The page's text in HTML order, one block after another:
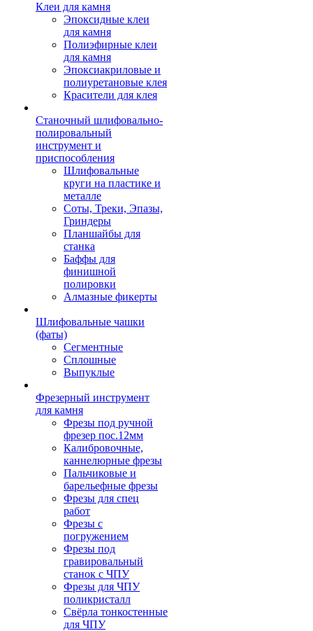
Клеи для камня
Эпоксидные клеи
для камня
Полиэфирные клеи
для камня
Эпоксиакриловые и
полиуретановые клея
Красители для клея
Станочный шлифовально-
полировальный
инструмент и
приспособления
Шлифовальные
круги на пластике и
металле
Соты, Треки, Эпазы,
Гриндеры
Планшайбы для
станка
Баффы для
финишной
полировки
Алмазные фикерты
Шлифовальные чашки
(фаты)
Сегментные
Сплошные
Выпуклые
Фрезерный инструмент
для камня
Фрезы под ручной
фрезер пос.12мм
Калибровочные,
каннелюрные фрезы
Пальчиковые и
барельефные фрезы
Фрезы для спец
работ
Фрезы с
погружением
Фрезы под
гравировальный
станок с ЧПУ
Фрезы для ЧПУ
поликристалл
Свёрла тонкостенные
для ЧПУ